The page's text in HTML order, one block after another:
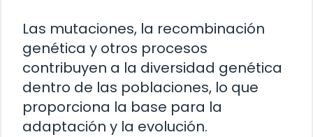
Las mutaciones, la recombinación
genética y otros procesos
contribuyen a la diversidad genética
dentro de las poblaciones, lo que
proporciona la base para la
adaptación y la evolución.